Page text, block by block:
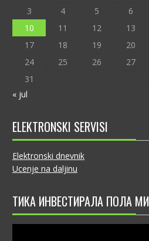
3
4 5 6
10
11 12 13
17
18 19 20
24
25 26 27
31
« jul
ELEKTRONSKI SERVISI
Elektronski dnevnik
Ucenje na daljinu
ТИКА ИНВЕСТИРАЛА ПОЛА